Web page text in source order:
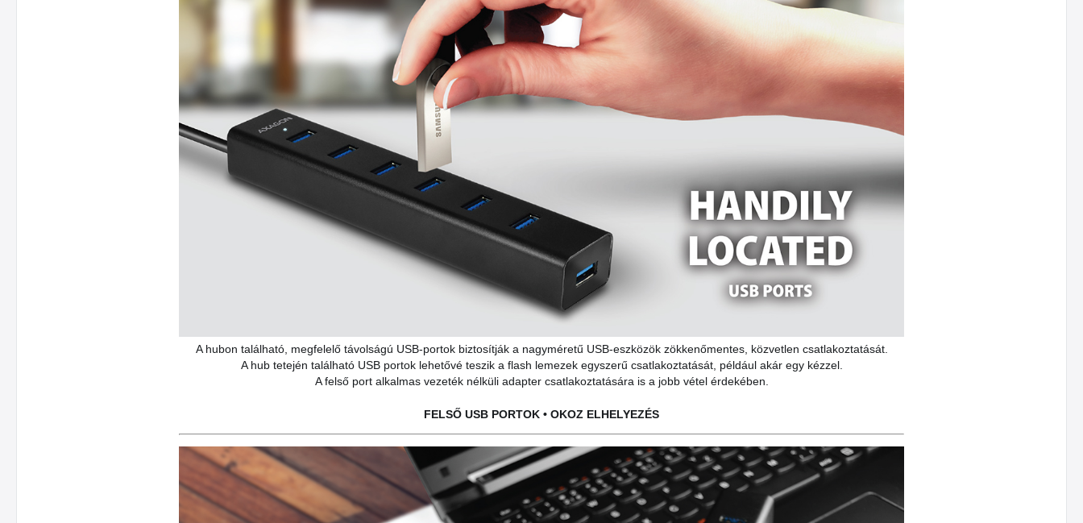
A hubon található, megfelelő távolságú USB-portok biztosítják a nagyméretű USB-eszközök zökkenőmentes, közvetlen csatlakoztatását.
A hub tetején található USB portok lehetővé teszik a flash lemezek egyszerű csatlakoztatását, például akár egy kézzel.
A felső port alkalmas vezeték nélküli adapter csatlakoztatására is a jobb vétel érdekében.
FELSŐ USB PORTOK • OKOZ ELHELYEZÉS